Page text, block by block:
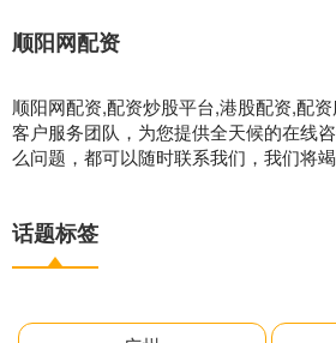
顺阳网配资
顺阳网配资,配资炒股平台,港股配资,配
客户服务团队，为您提供全天候的在线
么问题，都可以随时联系我们，我们将竭
话题标签